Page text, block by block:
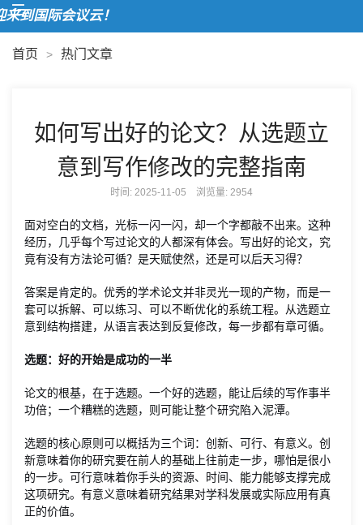
到国际会议云！
首页 > 热门文章
如何写出好的论文？从选题立
意到写作修改的完整指南
时间: 2025-11-05 浏览量: 2954
面对空白的文档，光标一闪一闪，却一个字都敲不出来。这种
经历，几乎每个写过论文的人都深有体会。写出好的论文，究
竟有没有方法论可循？是天赋使然，还是可以后天习得？
答案是肯定的。优秀的学术论文并非灵光一现的产物，而是一
套可以拆解、可以练习、可以不断优化的系统工程。从选题立
意到结构搭建，从语言表达到反复修改，每一步都有章可循。
选题：好的开始是成功的一半
论文的根基，在于选题。一个好的选题，能让后续的写作事半
功倍；一个糟糕的选题，则可能让整个研究陷入泥潭。
选题的核心原则可以概括为三个词：创新、可行、有意义。创
新意味着你的研究要在前人的基础上往前走一步，哪怕是很小
的一步。可行意味着你手头的资源、时间、能力能够支撑完成
这项研究。有意义意味着研究结果对学科发展或实际应用有真
正的价值。